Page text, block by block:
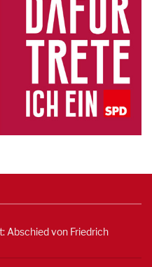
Abschied von Friedrich